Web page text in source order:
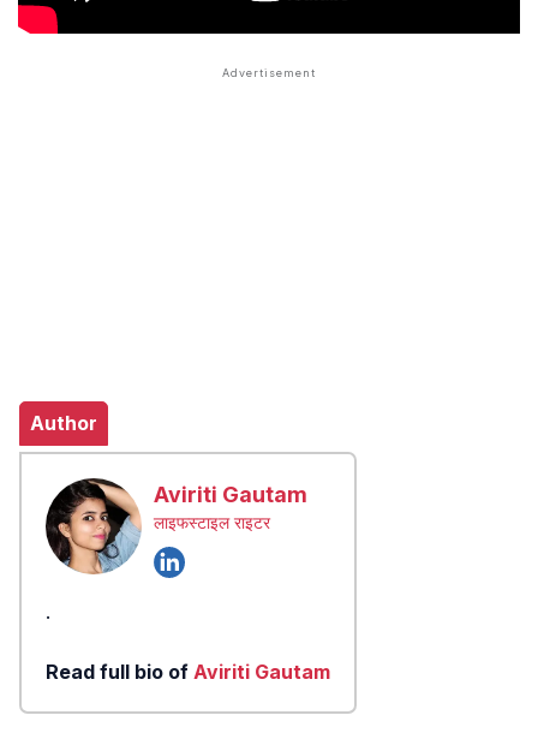
Author
Aviriti Gautam
लाइफस्टाइल राइटर
.
Read full bio of Aviriti Gautam